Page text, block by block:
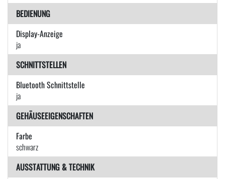
BEDIENUNG
Display-Anzeige
ja
SCHNITTSTELLEN
Bluetooth Schnittstelle
ja
GEHÄUSEEIGENSCHAFTEN
Farbe
schwarz
AUSSTATTUNG & TECHNIK